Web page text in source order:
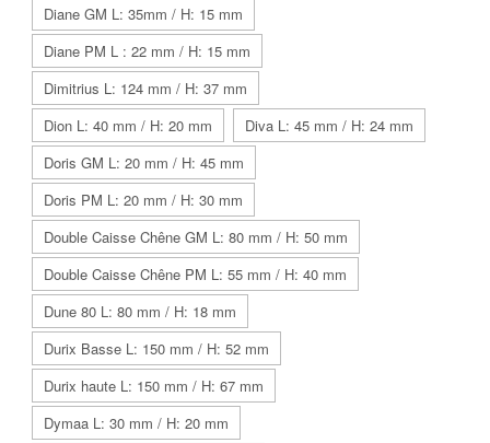
Diane GM L: 35mm / H: 15 mm
Diane PM L : 22 mm / H: 15 mm
Dimitrius L: 124 mm / H: 37 mm
Dion L: 40 mm / H: 20 mm
Diva L: 45 mm / H: 24 mm
Doris GM L: 20 mm / H: 45 mm
Doris PM L: 20 mm / H: 30 mm
Double Caisse Chêne GM L: 80 mm / H: 50 mm
Double Caisse Chêne PM L: 55 mm / H: 40 mm
Dune 80 L: 80 mm / H: 18 mm
Durix Basse L: 150 mm / H: 52 mm
Durix haute L: 150 mm / H: 67 mm
Dymaa L: 30 mm / H: 20 mm